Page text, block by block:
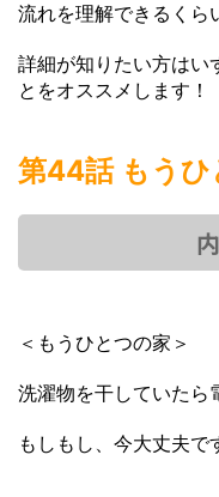
流れを理解できるくら
詳細が知りたい方はい
とをオススメします！
第44話 もう
＜もうひとつの家＞
洗濯物を干していたら
もしもし、今大丈夫で